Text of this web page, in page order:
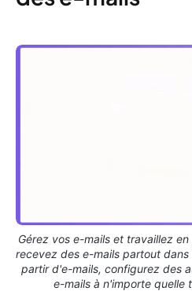
Gérez vos e-mails et travaillez
recevez des e-mails partout
partir d'e-mails, configurez des
e-mails à n'importe quelle